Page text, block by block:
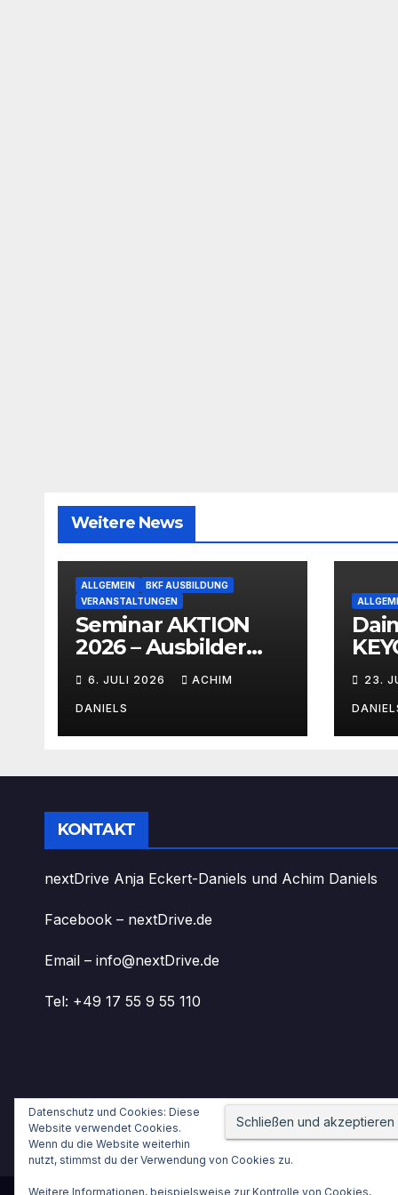
Weitere News
ALLGEMEIN
BKF AUSBILDUNG
VERANSTALTUNGEN
Seminar AKTION
2026 – Ausbilder
ab 399€!!!
6. JULI 2026 ACHIM
DANIELS
23.
KONTAKT
nextDrive Anja Eckert-Daniels und Achim Daniels
Facebook – nextDrive.de
Email – info@nextDrive.de
Tel: +49 17 55 9 55 110
nextDrive.de
Datenschutz und Cookies: Diese
Website verwendet Cookies.
Wenn du die Website weiterhin
nutzt, stimmst du der Verwendung von Cookies zu.
Weitere Informationen, beispielsweise zur Kontrolle von Cookies,